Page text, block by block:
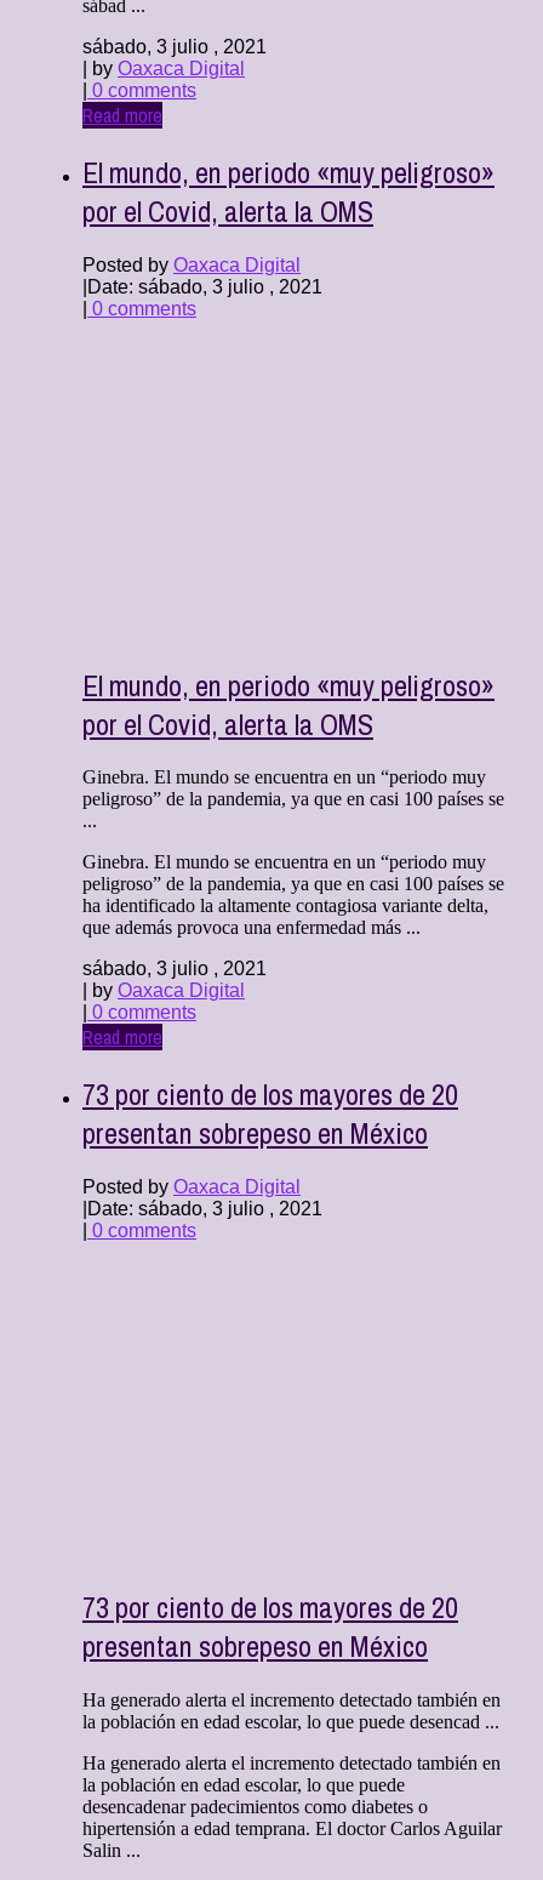
sábad ...
sábado, 3 julio , 2021
| by Oaxaca Digital
0 comments
Read more
El mundo, en periodo «muy peligroso»
por el Covid, alerta la OMS
Posted by Oaxaca Digital
Date: sábado, 3 julio , 2021
0 comments
El mundo, en periodo «muy peligroso»
por el Covid, alerta la OMS
Ginebra. El mundo se encuentra en un “periodo muy
peligroso” de la pandemia, ya que en casi 100 países se
...
Ginebra. El mundo se encuentra en un “periodo muy
peligroso” de la pandemia, ya que en casi 100 países se
ha identificado la altamente contagiosa variante delta,
que además provoca una enfermedad más ...
sábado, 3 julio , 2021
| by Oaxaca Digital
0 comments
Read more
73 por ciento de los mayores de 20
presentan sobrepeso en México
Posted by Oaxaca Digital
Date: sábado, 3 julio , 2021
0 comments
73 por ciento de los mayores de 20
presentan sobrepeso en México
Ha generado alerta el incremento detectado también en
la población en edad escolar, lo que puede desencad ...
Ha generado alerta el incremento detectado también en
la población en edad escolar, lo que puede
desencadenar padecimientos como diabetes o
hipertensión a edad temprana. El doctor Carlos Aguilar
Salin ...